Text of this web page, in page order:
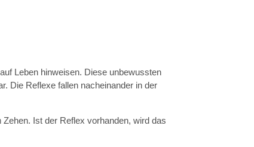
Leben hinweisen. Diese unbewussten
Die Reflexe fallen nacheinander in der
Ist der Reflex vorhanden, wird das